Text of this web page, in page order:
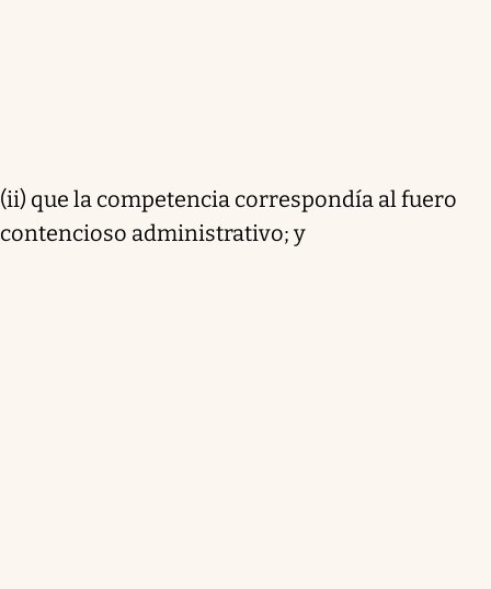
(ii) que la competencia correspondía al fuero
contencioso administrativo; y